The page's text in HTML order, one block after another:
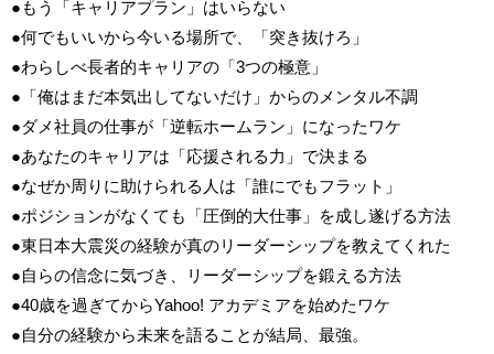
●もう「キャリアプラン」はいらない
●何でもいいから今いる場所で、「突き抜けろ」
●わらしべ長者的キャリアの「3つの極意」
●「俺はまだ本気出してないだけ」からのメンタル不調
●ダメ社員の仕事が「逆転ホームラン」になったワケ
●あなたのキャリアは「応援される力」で決まる
●なぜか周りに助けられる人は「誰にでもフラット」
●ポジションがなくても「圧倒的大仕事」を成し遂げる方法
●東日本大震災の経験が真のリーダーシップを教えてくれた
●自らの信念に気づき、リーダーシップを鍛える方法
●40歳を過ぎてからYahoo! アカデミアを始めたワケ
●自分の経験から未来を語ることが結局、最強。